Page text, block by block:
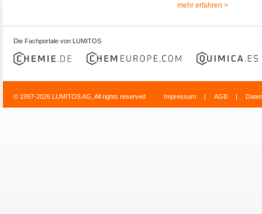
mehr erfahren >
Die Fachportale von LUMITOS
© 1997-2026 LUMITOS AG, All rights reserved Impressum | AGB |